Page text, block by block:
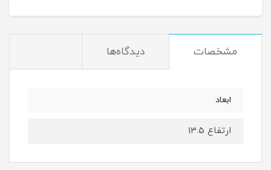
مشخصات دیدگاه‌ها
ابعاد
ارتفاع 13.5